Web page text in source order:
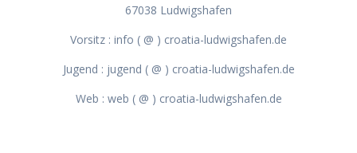
67038 Ludwigshafen
Vorsitz : info ( @ ) croatia-ludwigshafen.de
Jugend : jugend ( @ ) croatia-ludwigshafen.de
Web : web ( @ ) croatia-ludwigshafen.de